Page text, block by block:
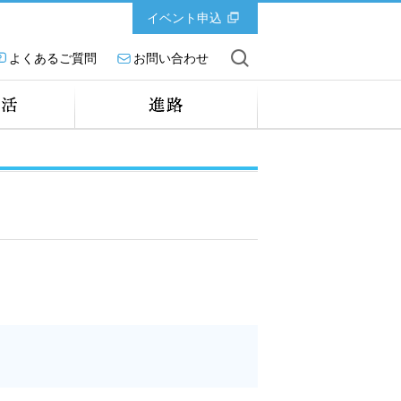
イベント申込
よくあるご質問 お問い合わせ